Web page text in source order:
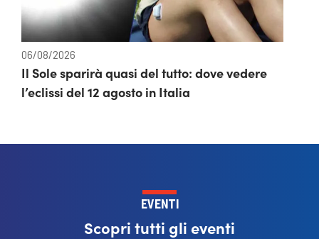
06/08/2026
Il Sole sparirà quasi del tutto: dove vedere
l’eclissi del 12 agosto in Italia
EVENTI
Scopri tutti gli eventi